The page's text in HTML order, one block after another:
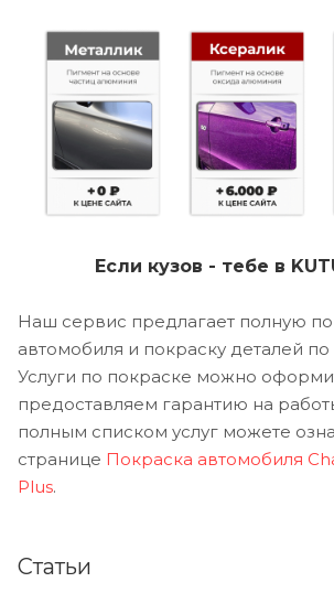
Если кузов - тебе в
Наш сервис предлагает полную
автомобиля и покраску деталей по
Услуги по покраске можно
предоставляем гарантию на
полным списком услуг можете
странице Покраска автомобиля
Plus.
Статьи